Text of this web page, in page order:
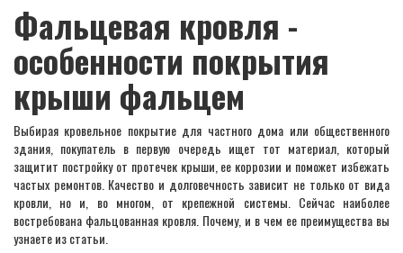
Фальцевая кровля -
особенности покрытия
крыши фальцем
Выбирая кровельное покрытие для частного дома или общественного
здания, покупатель в первую очередь ищет тот материал, который
защитит постройку от протечек крыши, ее коррозии и поможет избежать
частых ремонтов. Качество и долговечность зависит не только от вида
кровли, но и, во многом, от крепежной системы. Сейчас наиболее
востребована фальцованная кровля. Почему, и в чем ее преимущества вы
узнаете из статьи.